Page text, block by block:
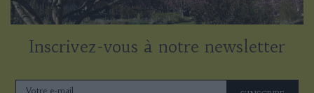
Inscrivez-vous à notre newsletter